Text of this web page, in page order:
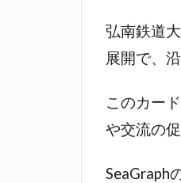
弘南鉄道
展開で、
このカー
や交流の
SeaGraph